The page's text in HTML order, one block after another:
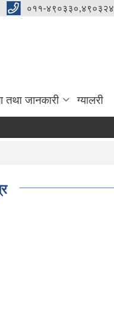
०११-४९०३३०,४९०३२४
तथा जानकारी ग्यालरी